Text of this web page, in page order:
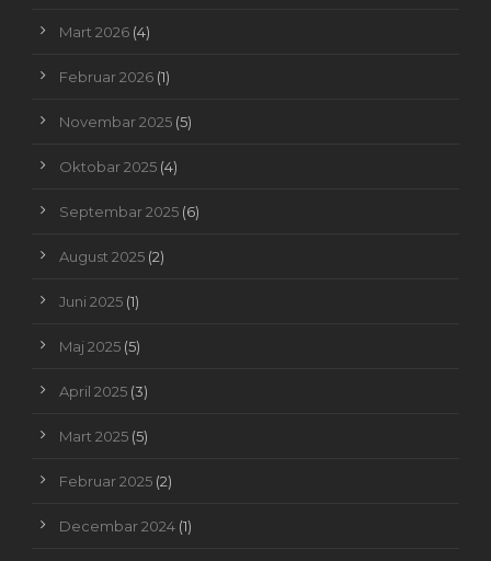
Mart 2026 (4)
Februar 2026 (1)
Novembar 2025 (5)
Oktobar 2025 (4)
Septembar 2025 (6)
August 2025 (2)
Juni 2025 (1)
Maj 2025 (5)
April 2025 (3)
Mart 2025 (5)
Februar 2025 (2)
Decembar 2024 (1)